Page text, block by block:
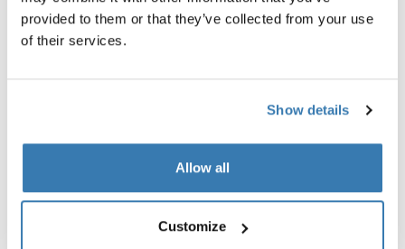
provided to them or that they’ve collected from your use
of their services.
Show details
Allow all
Customize